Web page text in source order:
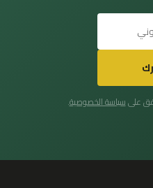
علىسياسة الخصوصية.